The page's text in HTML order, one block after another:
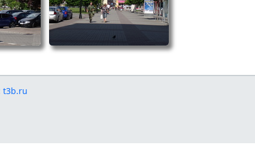
t3b.ru